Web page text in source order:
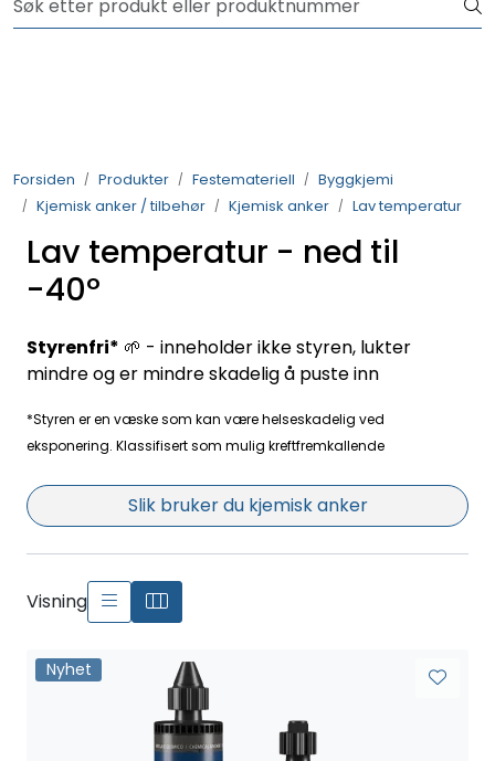
Skip to main contentNYHET! 150 nye varer
Forsiden Produkter Festemateriell
Byggkjemi
Kjemisk anker / tilbehør
Kjemisk anker Lav temperatur
Lav temperatur - ned til
-40º
Styrenfri* 🌱 - inneholder ikke styren, lukter
mindre og er mindre skadelig å puste inn
*Styren er en væske som kan være helseskadelig ved
eksponering. Klassifisert som mulig kreftfremkallende
Slik bruker du kjemisk anker
Visning
Nyhet
Rådgivning
Nyttige verktøy
Kontakt oss